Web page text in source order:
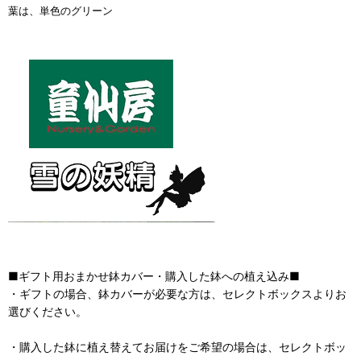
葉は、単色のグリーン
■ギフト用おまかせ鉢カバー・購入した鉢への植え込み■
・ギフトの場合、鉢カバーが必要な方は、セレクトボックスよりお
選びください。
・購入した鉢に植え替えてお届けをご希望の場合は、セレクトボッ